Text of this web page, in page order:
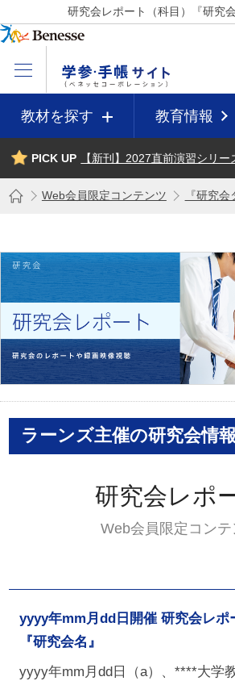
研究会レポート（科目）『研究会
教材を探す 教育情報
PICK UP 【新刊】2027直前演習シリー
Web会員限定コンテンツ 『研究会
ラーンズ主催の研究会情報
研究会レポ
Web会員限定コンテ
yyyy年mm月dd日開催 研究会レポ
『研究会名』
yyyy年mm月dd日（a）、****大学